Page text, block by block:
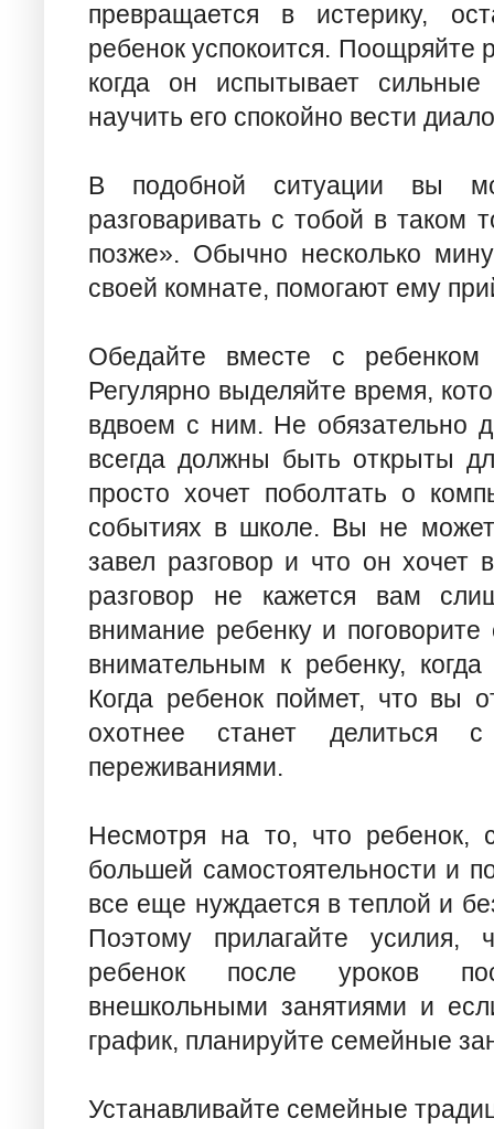
превращается в истерику,
ребенок успокоится. Поощряйте
когда он испытывает
научить его спокойно вести
В подобной ситуации вы
разговаривать с тобой в таком
позже». Обычно несколько
своей комнате, помогают ему
Обедайте вместе с
Регулярно выделяйте время,
вдвоем с ним. Не обязательно
всегда должны быть открыты
просто хочет поболтать о
событиях в школе. Вы не
завел разговор и что он хочет
разговор не кажется вам
внимание ребенку и
внимательным к ребенку,
Когда ребенок поймет, что вы
охотнее станет
переживаниями.
Несмотря на то, что ребенок,
большей самостоятельности и
все еще нуждается в теплой и
Поэтому прилагайте усилия,
ребенок после уроков
внешкольными занятиями и
график, планируйте семейные
Устанавливайте семейные